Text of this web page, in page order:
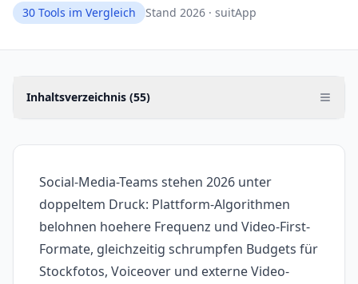
30 Tools im Vergleich Stand 2026 · suitApp
Inhaltsverzeichnis (55)
Social-Media-Teams stehen 2026 unter
doppeltem Druck: Plattform-Algorithmen
belohnen hoehere Frequenz und Video-First-
Formate, gleichzeitig schrumpfen Budgets für
Stockfotos, Voiceover und externe Video-